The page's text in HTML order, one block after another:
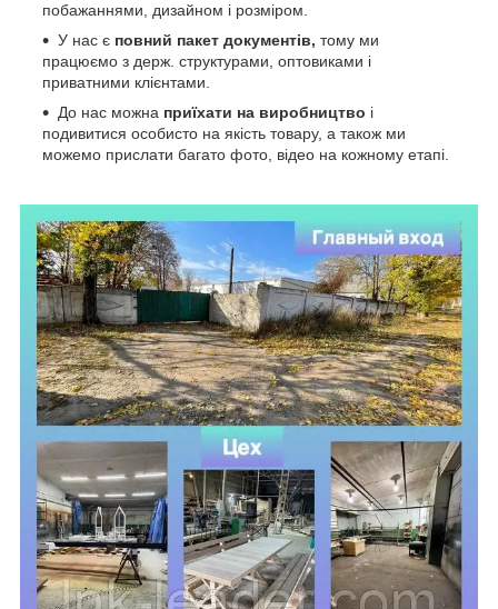
побажаннями, дизайном і розміром.
У нас є повний пакет документів, тому ми
працюємо з держ. структурами, оптовиками і
приватними клієнтами.
До нас можна приїхати на виробництво і
подивитися особисто на якість товару, а також ми
можемо прислати багато фото, відео на кожному етапі.